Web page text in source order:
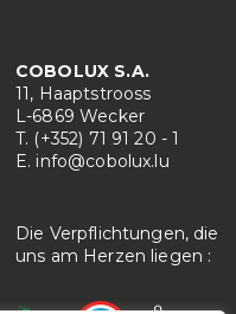
COBOLUX S.A.
11, Haaptstrooss
L-6869 Wecker
T. (+352) 71 91 20 - 1
E. info@cobolux.lu
Die Verpflichtungen, die
uns am Herzen liegen :